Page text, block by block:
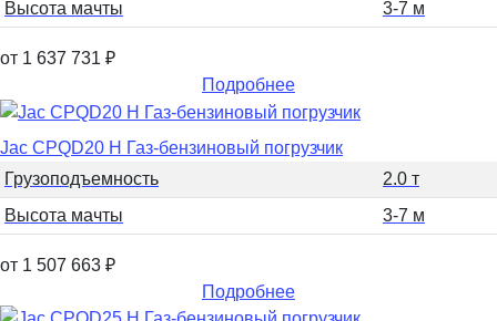
Высота мачты
3-7 м
от 1 637 731 ₽
Подробнее
Jac CPQD20 H Газ-бензиновый погрузчик
Грузоподъемность
2.0 т
Высота мачты
3-7 м
от 1 507 663 ₽
Подробнее